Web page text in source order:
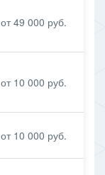
от 49 000 руб.
от 10 000 руб.
от 10 000 руб.